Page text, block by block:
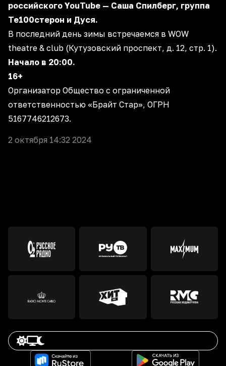
российского YouTube — Саша Спилберг, группа
Те100стерон и Дуся.
В последний день зимы встречаемся в WOW
theatre & club (Кутузовский проспект, д. 12, стр. 1).
Начало в 20:00.
16+
Организатор Общество с ограниченной
ответственностью «Брайт Стар», ОГРН
5167746212673.
2 октября 14:32 2024